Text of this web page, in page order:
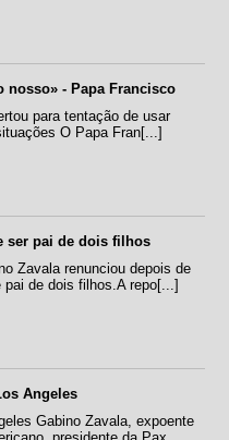
nosso» - Papa Francisco
para tentação de usar
O Papa Fran[...]
ser pai de dois filhos
Zavala renunciou depois de
de dois filhos.A repo[...]
Angeles
Gabino Zavala, expoente